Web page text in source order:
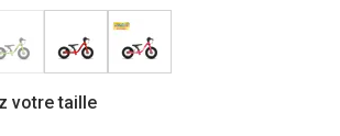
votre taille